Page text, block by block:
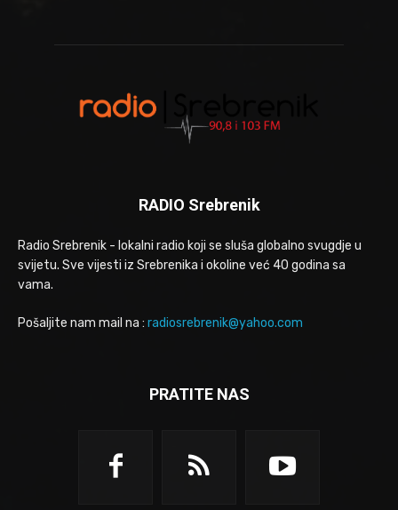
RADIO Srebrenik
Radio Srebrenik - lokalni radio koji se sluša globalno svugdje u
svijetu. Sve vijesti iz Srebrenika i okoline već 40 godina sa
vama.
Pošaljite nam mail na : radiosrebrenik@yahoo.com
PRATITE NAS